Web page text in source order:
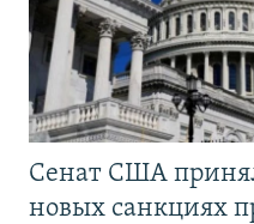
Сенат США
новых санкциях